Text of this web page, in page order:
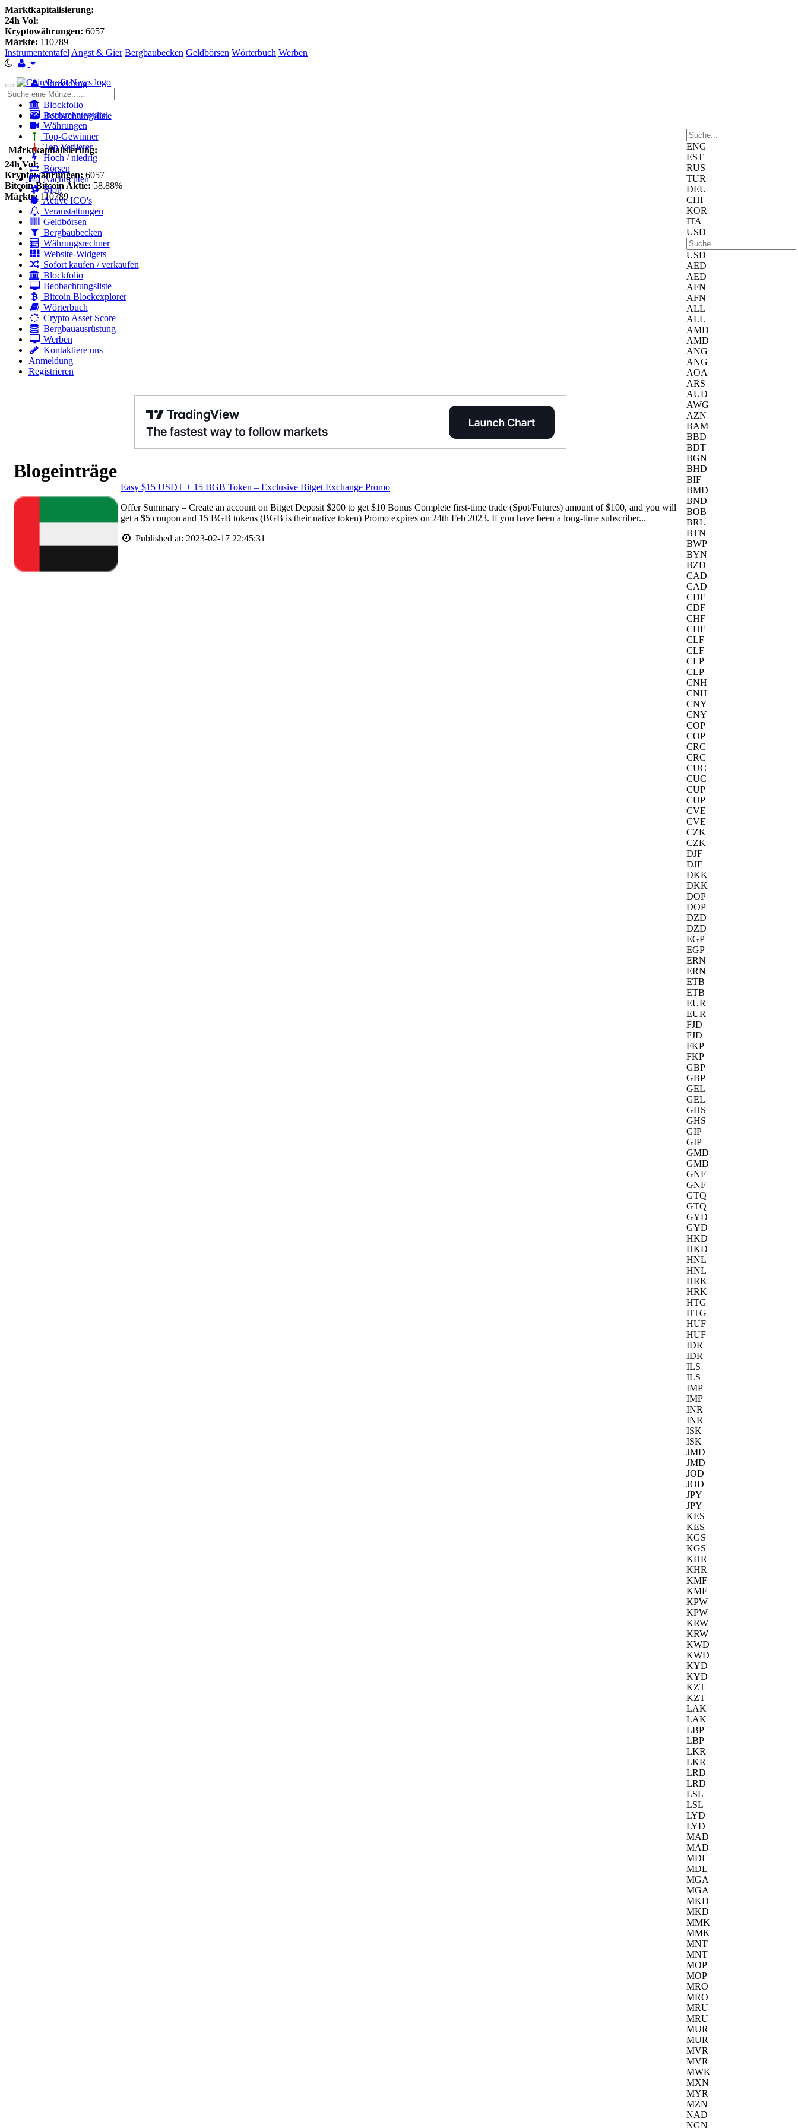
Marktkapitalisierung:
24h Vol:
Kryptowährungen: 6057
Märkte: 110789
Instrumententafel Angst & Gier Bergbaubecken Geldbörsen Wörterbuch Werben
Anmeldung
Registrieren
Blockfolio
Beobachtungsliste
ENG
EST
RUS
TUR
DEU
CHI
KOR
ITA
USD
USD
AED
AED
AFN
AFN
ALL
ALL
AMD
AMD
ANG
ANG
AOA
ARS
AUD
AWG
AZN
BAM
BBD
BDT
BGN
BHD
BIF
BMD
BND
BOB
BRL
BTN
BWP
BYN
BZD
CAD
CAD
CDF
CDF
CHF
CHF
CLF
CLF
CLP
CLP
CNH
CNH
CNY
CNY
COP
COP
CRC
CRC
CUC
CUC
CUP
CUP
CVE
CVE
CZK
CZK
DJF
DJF
DKK
DKK
DOP
DOP
DZD
DZD
EGP
EGP
ERN
ERN
ETB
ETB
EUR
EUR
FJD
FJD
FKP
FKP
GBP
GBP
GEL
GEL
GHS
GHS
GIP
GIP
GMD
GMD
GNF
GNF
GTQ
GTQ
GYD
GYD
HKD
HKD
HNL
HNL
HRK
HRK
HTG
HTG
HUF
HUF
IDR
IDR
ILS
ILS
IMP
IMP
INR
INR
ISK
ISK
JMD
JMD
JOD
JOD
JPY
JPY
KES
KES
KGS
KGS
KHR
KHR
KMF
KMF
KPW
KPW
KRW
KRW
KWD
KWD
KYD
KYD
KZT
KZT
LAK
LAK
LBP
LBP
LKR
LKR
LRD
LRD
LSL
LSL
LYD
LYD
MAD
MAD
MDL
MDL
MGA
MGA
MKD
MKD
MMK
MMK
MNT
MNT
MOP
MOP
MRO
MRO
MRU
MRU
MUR
MUR
MVR
MVR
MWK
MXN
MYR
MZN
NAD
NGN
Marktkapitalisierung:
24h Vol:
Kryptowährungen: 6057
Bitcoin Bitcoin Aktie: 58.88%
Märkte: 110789
Toggle
navigation
Instrumententafel
Währungen
Top-Gewinner
Top Verlierer
Hoch / niedrig
Börsen
Nachrichten
Blog
Active ICO's
Veranstaltungen
Geldbörsen
Bergbaubecken
Währungsrechner
Website-Widgets
Sofort kaufen / verkaufen
Blockfolio
Beobachtungsliste
Bitcoin Blockexplorer
Wörterbuch
Crypto Asset Score
Bergbauausrüstung
Werben
Kontaktiere uns
Anmeldung
Registrieren
Blogeinträge
Easy $15 USDT + 15 BGB Token – Exclusive Bitget Exchange Promo
Offer Summary – Create an account on Bitget Deposit $200 to get $10 Bonus Complete first-time trade (Spot/Futures) amount of $100, and you will
get a $5 coupon and 15 BGB tokens (BGB is their native token) Promo expires on 24th Feb 2023. If you have been a long-time subscriber...
Published at: 2023-02-17 22:45:31